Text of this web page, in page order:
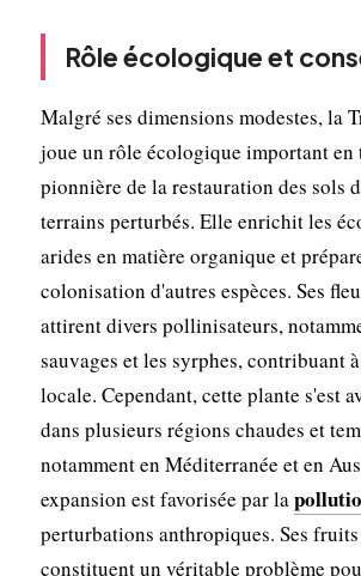
Rôle écologique et
Malgré ses dimensions modestes, la
joue un rôle écologique important en
pionnière de la restauration des sols
terrains perturbés. Elle enrichit les
arides en matière organique et
colonisation d'autres espèces. Ses
attirent divers pollinisateurs,
sauvages et les syrphes, contribuant
locale. Cependant, cette plante s'est
dans plusieurs régions chaudes et
notamment en Méditerranée et en
expansion est favorisée par la
perturbations anthropiques. Ses
constituent un véritable problème